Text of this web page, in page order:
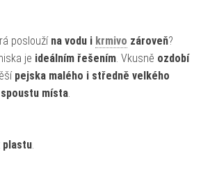
posloužína vodu i krmivo zároveň?
je ideálním řešením. Vkusně ozdobí
pejska malého i středně velkého
místa.
plastu.